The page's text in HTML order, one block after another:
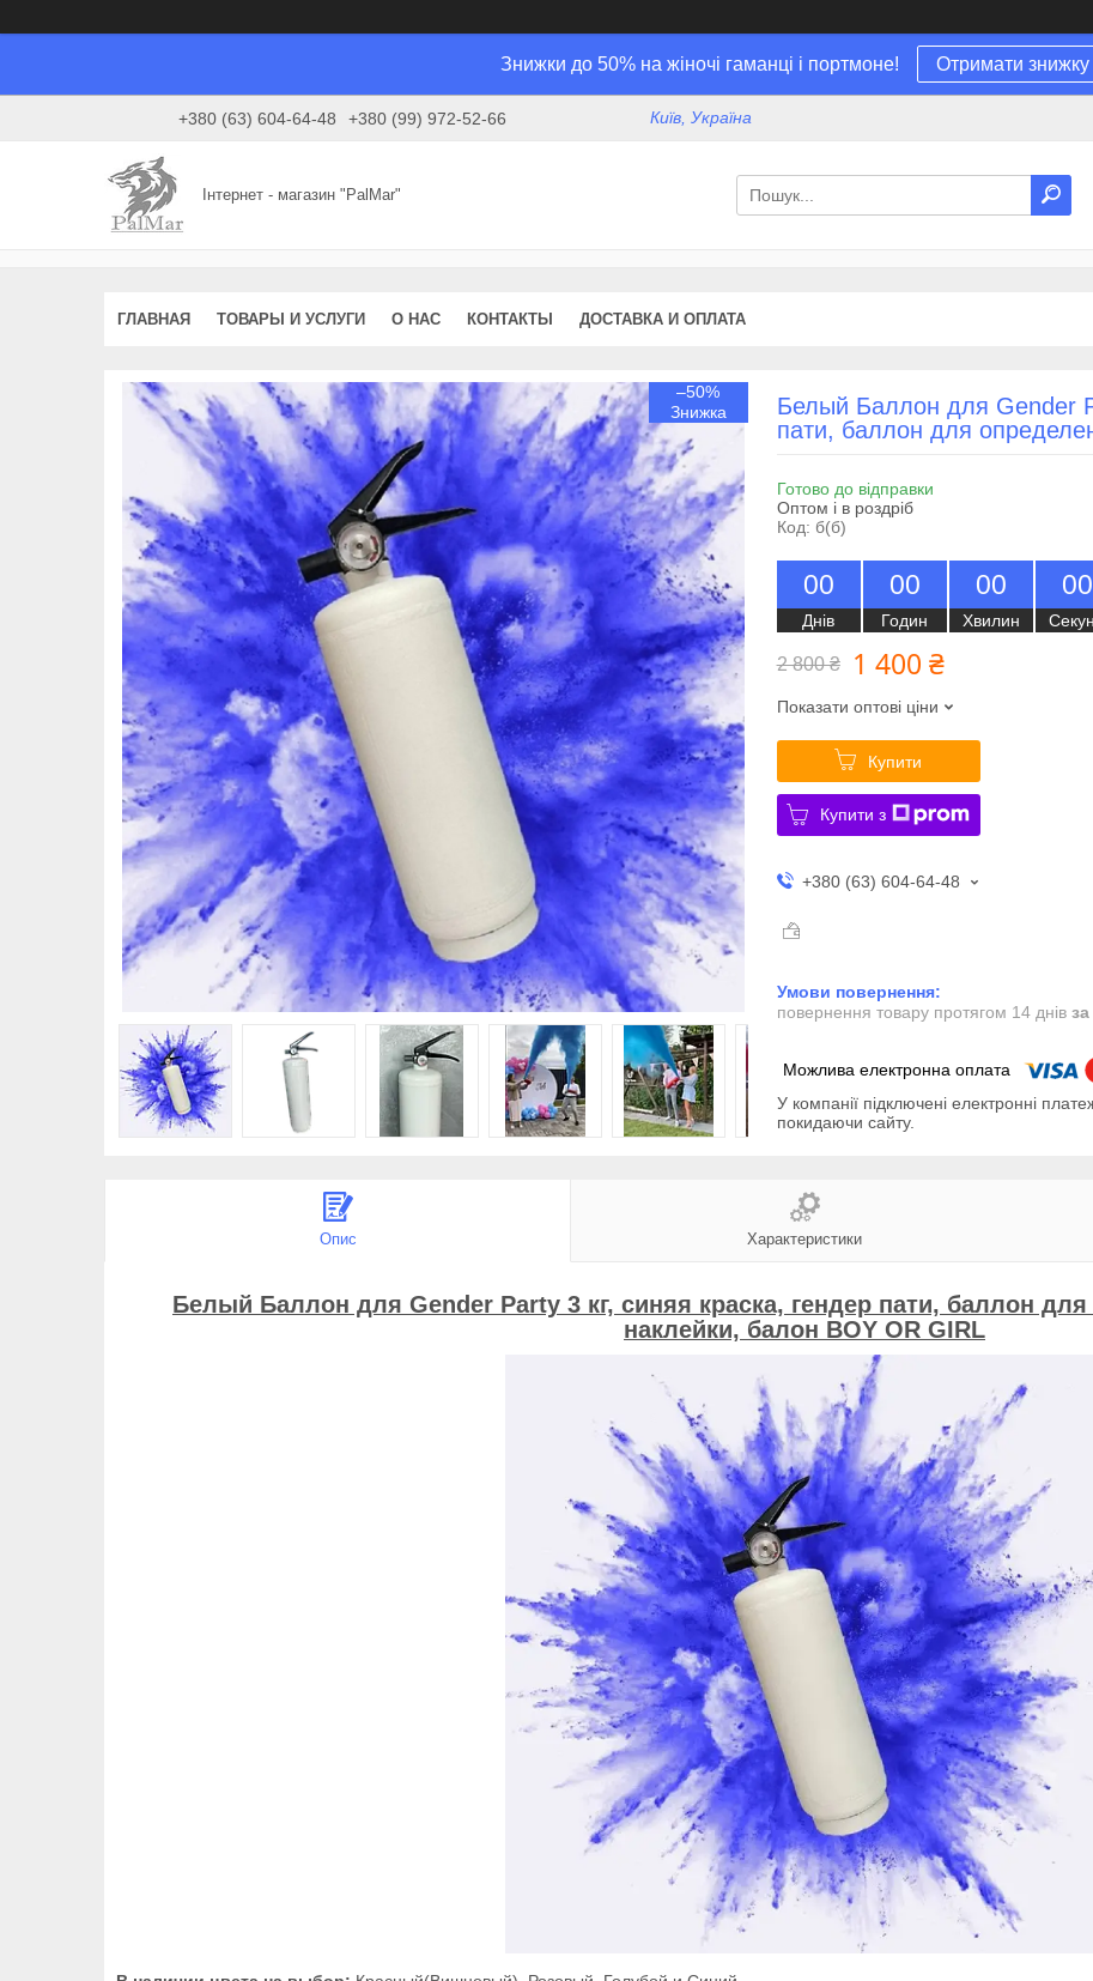
Знижки до 50% на жіночі гаманці і портмоне! Отримати знижку
+380 (63) 604-64-48 +380 (99) 972-52-66 Київ, Україна
Інтернет - магазин "PalMar"
ГЛАВНАЯ ТОВАРЫ И УСЛУГИ О НАС КОНТАКТЫ ДОСТАВКА И ОПЛАТА
–50%
Белый Баллон для Gender
пати, баллон для
Готово до відправки
Оптом і в роздріб
Код: б(б)
00
Днів
00
Годин
00
Хвилин
00
2 800 ₴ 1 400 ₴
Показати оптові ціни
Купити
Купити з
+380 (63) 604-64-48
повернення товару протягом 14 днів
У компанії підключені електронні
покидаючи сайту.
Опис Характеристики
Белый Баллон для Gender Party 3 кг, синяя краска, гендер пати, баллон
наклейки, балон BOY OR GIRL